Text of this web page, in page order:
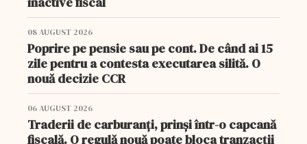
08 AUGUST 2026
Poprire pe pensie sau pe cont. De când ai 15
zile pentru a contesta executarea silită. O
nouă decizie CCR
06 AUGUST 2026
Traderii de carburanți, prinși într-o capcană
fiscală. O regulă nouă poate bloca tranzacții